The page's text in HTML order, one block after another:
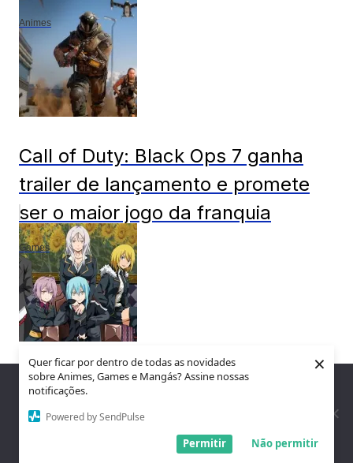
Quer ficar por dentro de todas as novidades
sobre Animes, Games e Mangás? Assine nossas
notificações.
Powered by SendPulse
Não permitir
Permitir
×
Animes
Call of Duty: Black Ops 7 ganha
trailer de lançamento e promete
ser o maior jogo da franquia
Games
Os Três Demônios Primordiais que
Podem Aparecer na Quarta
Temporada de Tensei Shitara
Nós utilizamos cookies para garantir que você tenha a melhor
experiência em nosso site. Se você continua a usar este site,
assumimos que você está satisfeito.
Entendi!